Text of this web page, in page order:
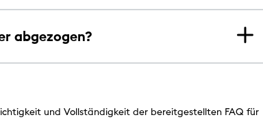
abgezogen?
und Vollständigkeit der bereitgestellten FAQ für